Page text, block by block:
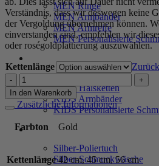
MEN Ringe
MEN Armbänder
MEN Armreife
MEN Personalisierte
KIDS Ohrringe
KIDS Halsketten
KIDS Armbänder
KIDS Personalisierte
PRODUKTPFLEGE
Silber-Poliertuch
Silber-Schmuckwäsche
Verständnis, dass wir deswegen keine
der Vergoldung übernehmen können.
einverstanden sind, empfehlen wir
oder roségoldplattierung auszuwählen.
Kettenlänge
Kette
"Jana"
aus
925
Sterling
Silber,
goldplattiert
Menge
In den Warenkorb
Zusätzliche Informationen
Farbton Gold
Kettenlänge 42 cm, 45 cm, 56 cm